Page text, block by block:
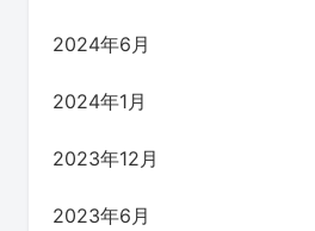
2024年6月
2024年1月
2023年12月
2023年6月